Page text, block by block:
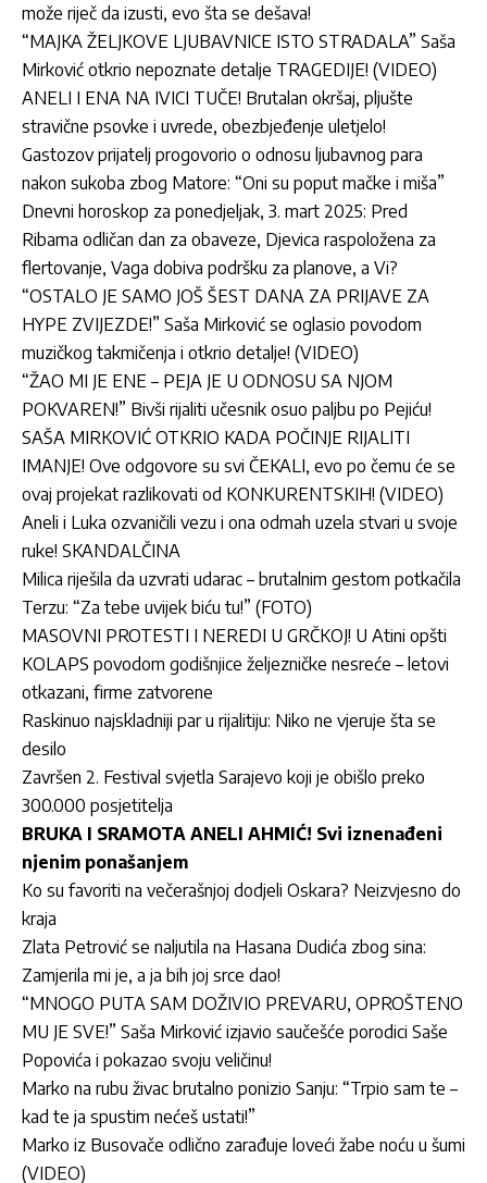
može riječ da izusti, evo šta se dešava!
“MAJKA ŽELJKOVE LJUBAVNICE ISTO STRADALA” Saša
Mirković otkrio nepoznate detalje TRAGEDIJE! (VIDEO)
ANELI I ENA NA IVICI TUČE! Brutalan okršaj, pljušte
stravične psovke i uvrede, obezbjeđenje uletjelo!
Gastozov prijatelj progovorio o odnosu ljubavnog para
nakon sukoba zbog Matore: “Oni su poput mačke i miša”
Dnevni horoskop za ponedjeljak, 3. mart 2025: Pred
Ribama odličan dan za obaveze, Djevica raspoložena za
flertovanje, Vaga dobiva podršku za planove, a Vi?
“OSTALO JE SAMO JOŠ ŠEST DANA ZA PRIJAVE ZA
HYPE ZVIJEZDE!” Saša Mirković se oglasio povodom
muzičkog takmičenja i otkrio detalje! (VIDEO)
“ŽAO MI JE ENE – PEJA JE U ODNOSU SA NJOM
POKVAREN!” Bivši rijaliti učesnik osuo paljbu po Pejiću!
SAŠA MIRKOVIĆ OTKRIO KADA POČINJE RIJALITI
IMANJE! Ove odgovore su svi ČEKALI, evo po čemu će se
ovaj projekat razlikovati od KONKURENTSKIH! (VIDEO)
Aneli i Luka ozvaničili vezu i ona odmah uzela stvari u svoje
ruke! SKANDALČINA
Milica riješila da uzvrati udarac – brutalnim gestom potkačila
Terzu: “Za tebe uvijek biću tu!” (FOTO)
MASOVNI PROTESTI I NEREDI U GRČKOJ! U Atini opšti
KOLAPS povodom godišnjice željezničke nesreće – letovi
otkazani, firme zatvorene
Raskinuo najskladniji par u rijalitiju: Niko ne vjeruje šta se
desilo
Završen 2. Festival svjetla Sarajevo koji je obišlo preko
300.000 posjetitelja
BRUKA I SRAMOTA ANELI AHMIĆ! Svi iznenađeni
njenim ponašanjem
Ko su favoriti na večerašnjoj dodjeli Oskara? Neizvjesno do
kraja
Zlata Petrović se naljutila na Hasana Dudića zbog sina:
Zamjerila mi je, a ja bih joj srce dao!
“MNOGO PUTA SAM DOŽIVIO PREVARU, OPROŠTENO
MU JE SVE!” Saša Mirković izjavio saučešće porodici Saše
Popovića i pokazao svoju veličinu!
Marko na rubu živac brutalno ponizio Sanju: “Trpio sam te –
kad te ja spustim nećeš ustati!”
Marko iz Busovače odlično zarađuje loveći žabe noću u šumi
(VIDEO)